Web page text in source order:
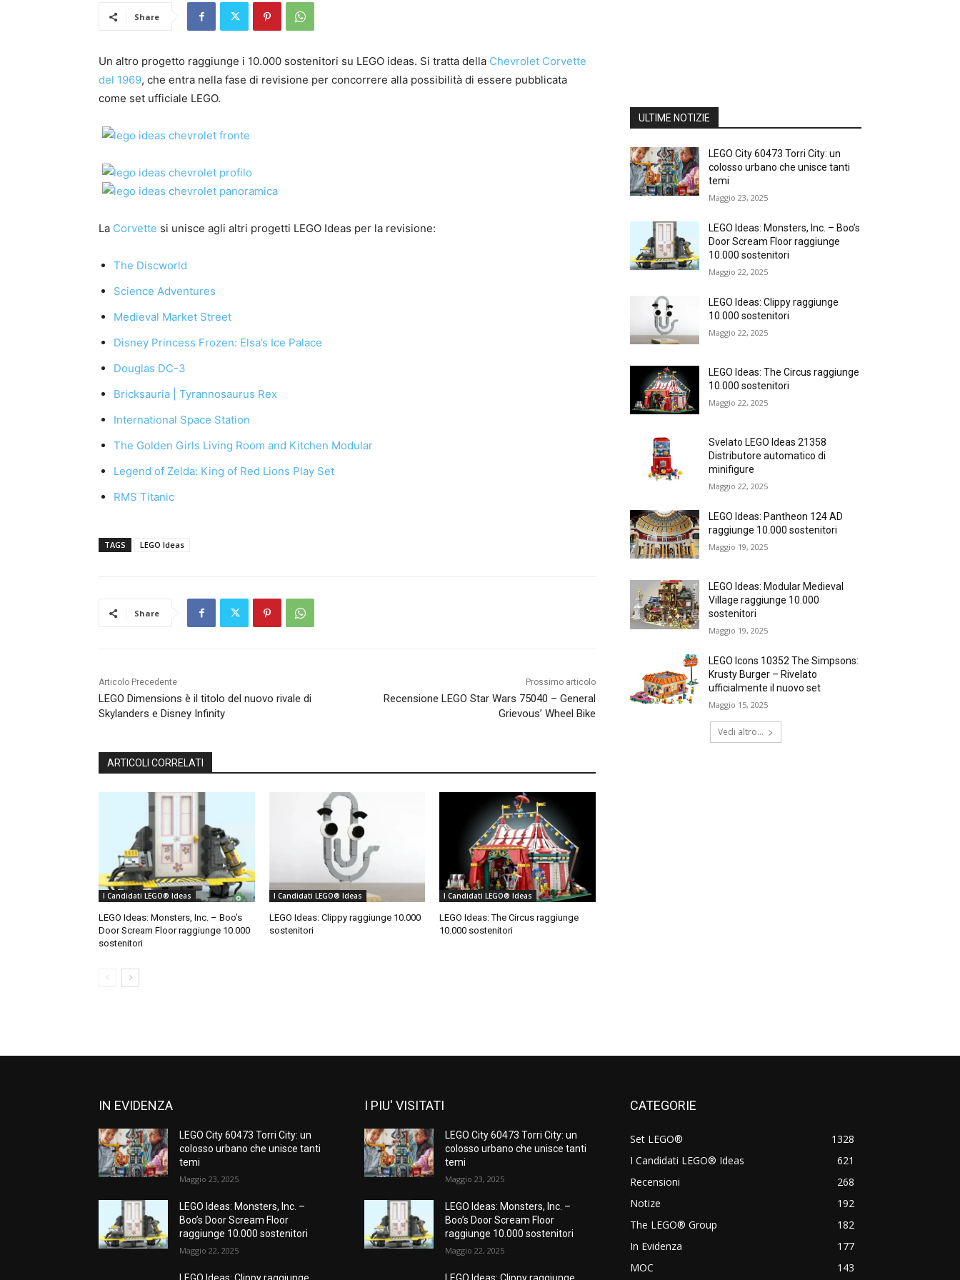
Share
Un altro progetto raggiunge i 10.000 sostenitori su LEGO ideas. Si tratta della Chevrolet Corvette
del 1969, che entra nella fase di revisione per concorrere alla possibilità di essere pubblicata
come set ufficiale LEGO.
La Corvette si unisce agli altri progetti LEGO Ideas per la revisione:
The Discworld
Science Adventures
Medieval Market Street
Disney Princess Frozen: Elsa’s Ice Palace
Douglas DC-3
Bricksauria | Tyrannosaurus Rex
International Space Station
The Golden Girls Living Room and Kitchen Modular
Legend of Zelda: King of Red Lions Play Set
RMS Titanic
TAGS LEGO Ideas
Share
Articolo Precedente
LEGO Dimensions è il titolo del nuovo rivale di
Skylanders e Disney Infinity
Prossimo articolo
Recensione LEGO Star Wars 75040 – General
Grievous’ Wheel Bike
ARTICOLI CORRELATI
I Candidati LEGO® Ideas
LEGO Ideas: Monsters, Inc. – Boo’s
Door Scream Floor raggiunge 10.000
sostenitori
I Candidati LEGO® Ideas
LEGO Ideas: Clippy raggiunge 10.000
sostenitori
I Candidati LEGO® Ideas
LEGO Ideas: The Circus raggiunge
10.000 sostenitori
ULTIME NOTIZIE
LEGO City 60473 Torri City: un
colosso urbano che unisce tanti
temi
Maggio 23, 2025
LEGO Ideas: Monsters, Inc. – Boo’s
Door Scream Floor raggiunge
10.000 sostenitori
Maggio 22, 2025
LEGO Ideas: Clippy raggiunge
10.000 sostenitori
Maggio 22, 2025
LEGO Ideas: The Circus raggiunge
10.000 sostenitori
Maggio 22, 2025
Svelato LEGO Ideas 21358
Distributore automatico di
minifigure
Maggio 22, 2025
LEGO Ideas: Pantheon 124 AD
raggiunge 10.000 sostenitori
Maggio 19, 2025
LEGO Ideas: Modular Medieval
Village raggiunge 10.000
sostenitori
Maggio 19, 2025
LEGO Icons 10352 The Simpsons:
Krusty Burger – Rivelato
ufficialmente il nuovo set
Maggio 15, 2025
Vedi altro...
IN EVIDENZA
LEGO City 60473 Torri City: un
colosso urbano che unisce tanti
temi
Maggio 23, 2025
LEGO Ideas: Monsters, Inc. –
Boo’s Door Scream Floor
raggiunge 10.000 sostenitori
Maggio 22, 2025
LEGO Ideas: Clippy raggiunge
I PIU' VISITATI
LEGO City 60473 Torri City: un
colosso urbano che unisce tanti
temi
Maggio 23, 2025
LEGO Ideas: Monsters, Inc. –
Boo’s Door Scream Floor
raggiunge 10.000 sostenitori
Maggio 22, 2025
LEGO Ideas: Clippy raggiunge
CATEGORIE
Set LEGO®
1328
I Candidati LEGO® Ideas
621
Recensioni
268
Notize
192
The LEGO® Group
182
In Evidenza
177
MOC
143